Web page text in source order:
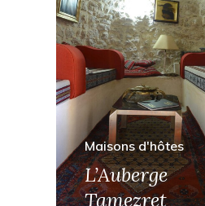
Maisons d'hôtes
L’Auberge
Tamezret